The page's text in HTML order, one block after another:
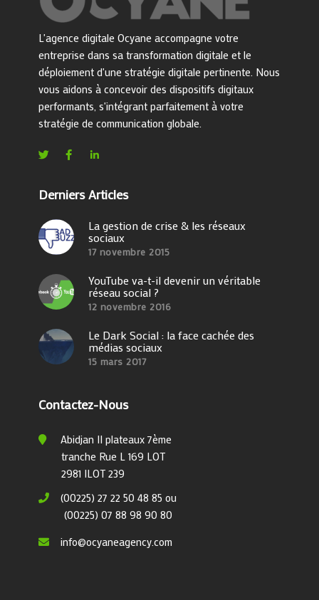
L'agence digitale Ocyane accompagne votre
entreprise dans sa transformation digitale et le
déploiement d'une stratégie digitale pertinente. Nous
vous aidons à concevoir des dispositifs digitaux
performants, s'intégrant parfaitement à votre
stratégie de communication globale.
Derniers Articles
La gestion de crise & les réseaux
sociaux
17 novembre 2015
YouTube va-t-il devenir un véritable
réseau social ?
12 novembre 2016
Le Dark Social : la face cachée des
médias sociaux
15 mars 2017
Contactez-Nous
Abidjan II plateaux 7ème
tranche Rue L 169 LOT
2981 ILOT 239
(00225) 27 22 50 48 85 ou
(00225) 07 88 98 90 80
info@ocyaneagency.com